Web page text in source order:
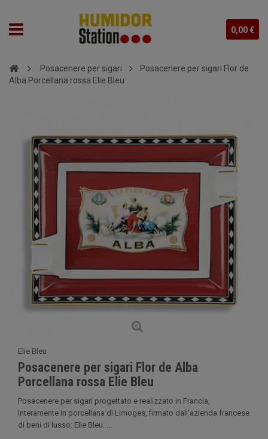
0,00 €
Posacenere per sigari
Posacenere per sigari Flor de
Alba Porcellana rossa Elie Bleu
Elie Bleu
Posacenere per sigari Flor de Alba
Porcellana rossa Elie Bleu
Posacenere per sigari progettato e realizzato in Francia,
interamente in porcellana di Limoges, firmato dall'azienda francese
di beni di lusso: Elie Bleu. ...